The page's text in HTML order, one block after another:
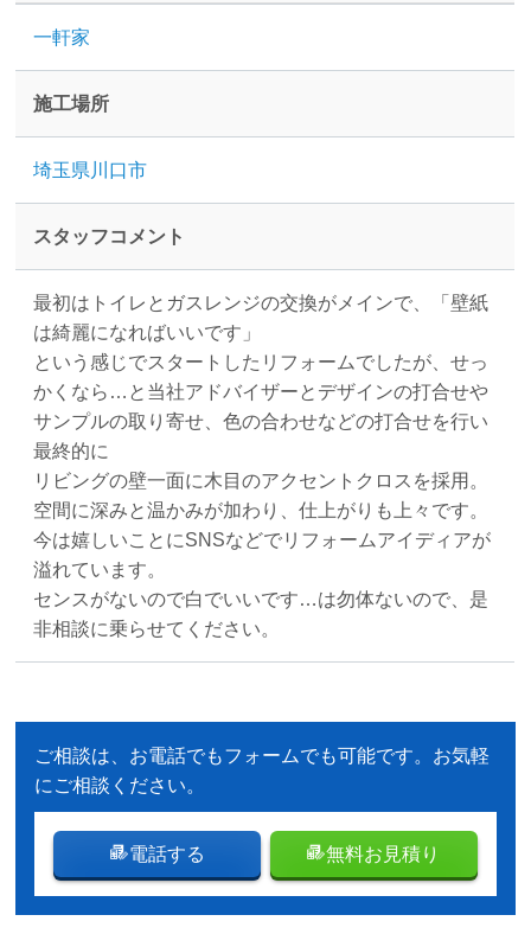
一軒家
施工場所
埼玉県川口市
スタッフコメント
最初はトイレとガスレンジの交換がメインで、「壁紙
は綺麗になればいいです」
という感じでスタートしたリフォームでしたが、せっ
かくなら…と当社アドバイザーとデザインの打合せや
サンプルの取り寄せ、色の合わせなどの打合せを行い
最終的に
リビングの壁一面に木目のアクセントクロスを採用。
空間に深みと温かみが加わり、仕上がりも上々です。
今は嬉しいことにSNSなどでリフォームアイディアが
溢れています。
センスがないので白でいいです…は勿体ないので、是
非相談に乗らせてください。
ご相談は、お電話でもフォームでも可能です。お気軽
にご相談ください。
電話する 無料お見積り